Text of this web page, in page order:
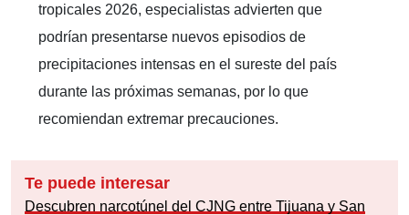
tropicales 2026, especialistas advierten que
podrían presentarse nuevos episodios de
precipitaciones intensas en el sureste del país
durante las próximas semanas, por lo que
recomiendan extremar precauciones.
Te puede interesar
Descubren narcotúnel del CJNG entre Tijuana y San